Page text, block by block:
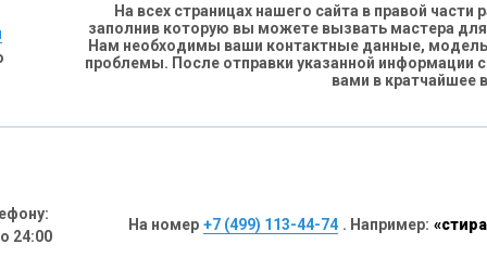
На всех страницах нашего сайта в правой
заполнив которую вы можете вызвать мастера
Нам необходимы ваши контактные данные, модель
проблемы. После отправки указанной информации
вами в кратчайшее
24:00
На номер +7 (499) 113-44-74 . Например: